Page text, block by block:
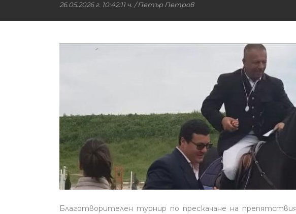
26.05.2026 г. 10:42:11 ч. /Петър Петров
Благотворителен турнир по прескачане на